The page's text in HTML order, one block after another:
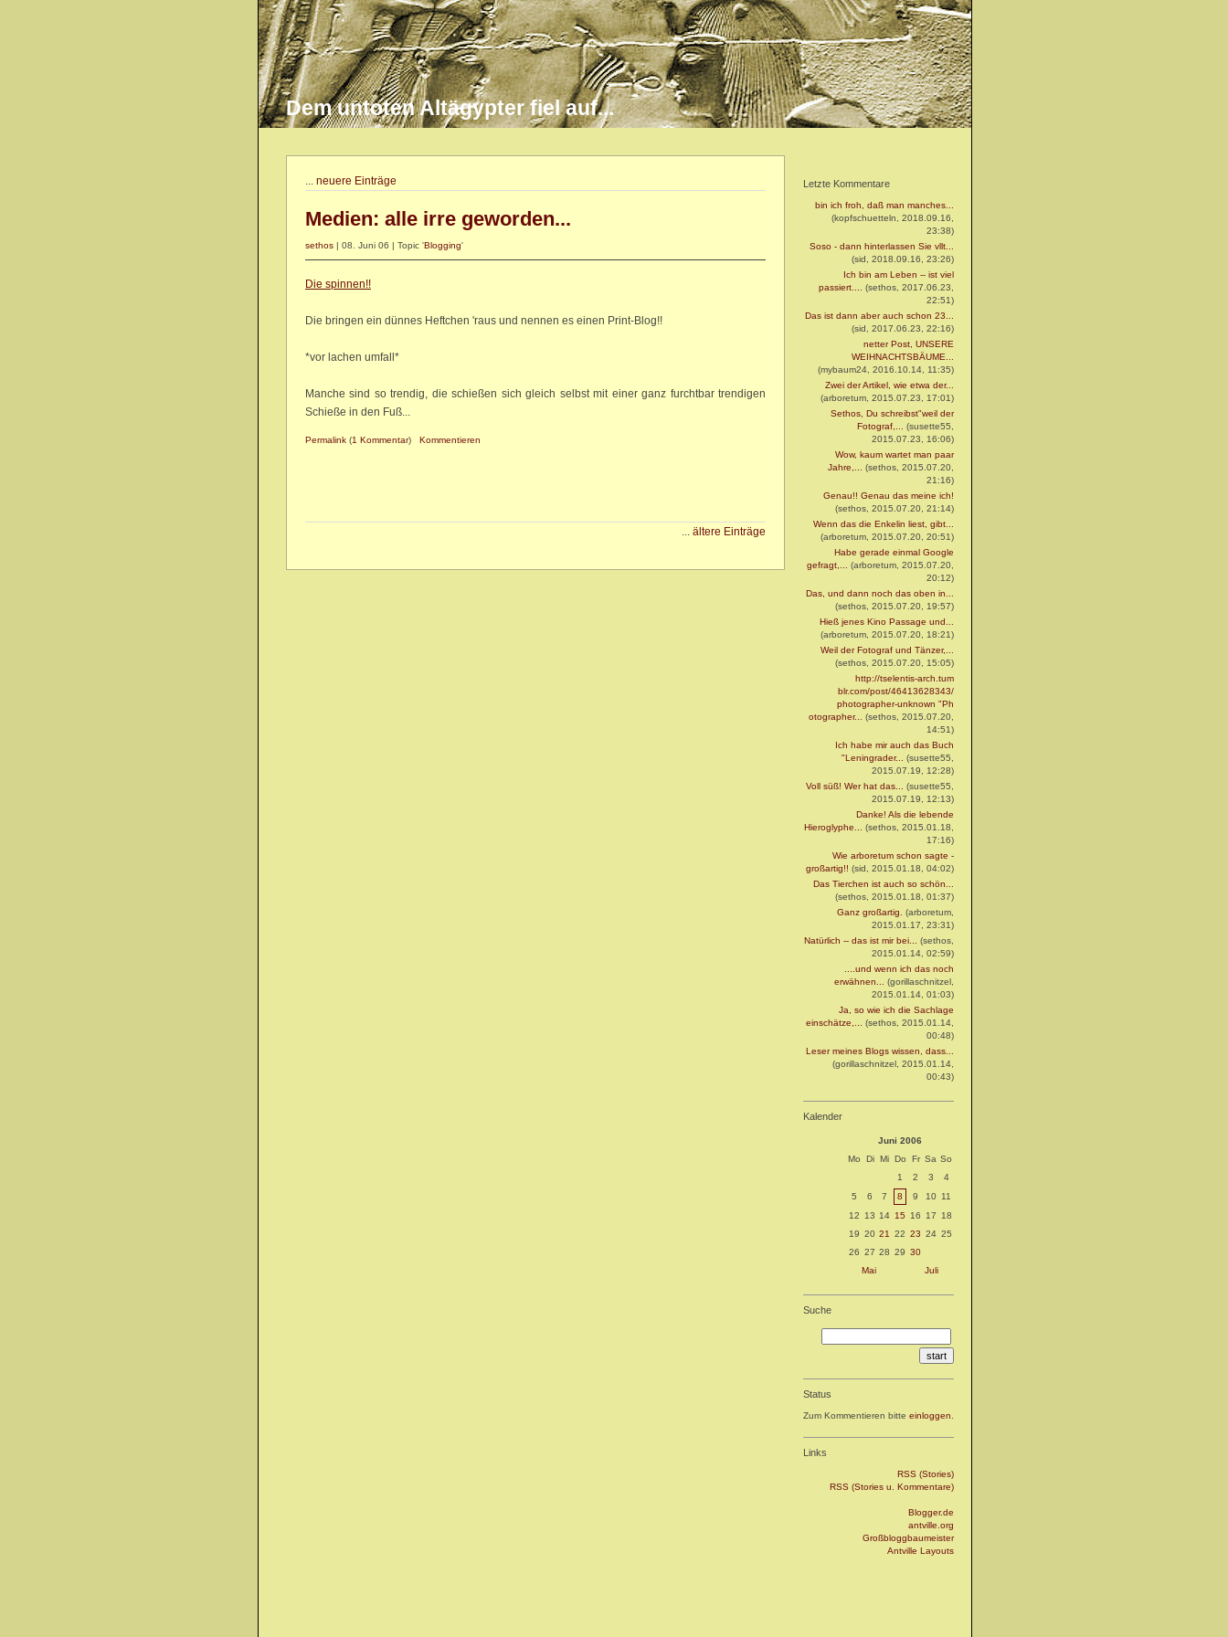
Dem untoten Altägypter fiel auf...
... neuere Einträge
Medien: alle irre geworden...
sethos | 08. Juni 06 | Topic 'Blogging'
Die spinnen!!
Die bringen ein dünnes Heftchen 'raus und nennen es einen Print-Blog!!
*vor lachen umfall*
Manche sind so trendig, die schießen sich gleich selbst mit einer ganz furchtbar trendigen
Schieße in den Fuß...
Permalink (1 Kommentar) Kommentieren
... ältere Einträge
Letzte Kommentare
bin ich froh, daß man manches...
(kopfschuetteln, 2018.09.16,
23:38)
Soso - dann hinterlassen Sie vllt...
(sid, 2018.09.16, 23:26)
Ich bin am Leben -- ist viel
passiert....
(sethos, 2017.06.23,
22:51)
Das ist dann aber auch schon 23...
(sid, 2017.06.23, 22:16)
netter Post, UNSERE
WEIHNACHTSBÄUME...
(mybaum24, 2016.10.14, 11:35)
Zwei der Artikel, wie etwa der...
(arboretum, 2015.07.23, 17:01)
Sethos, Du schreibst"weil der
Fotograf,...
(susette55,
2015.07.23, 16:06)
Wow, kaum wartet man paar
Jahre,...
(sethos, 2015.07.20,
21:16)
Genau!! Genau das meine ich!
(sethos, 2015.07.20, 21:14)
Wenn das die Enkelin liest, gibt...
(arboretum, 2015.07.20, 20:51)
Habe gerade einmal Google
gefragt,...
(arboretum, 2015.07.20,
20:12)
Das, und dann noch das oben in...
(sethos, 2015.07.20, 19:57)
Hieß jenes Kino Passage und...
(arboretum, 2015.07.20, 18:21)
Weil der Fotograf und Tänzer,...
(sethos, 2015.07.20, 15:05)
http://tselentis-arch.tum
blr.com/post/46413628343/
photographer-unknown "Ph
otographer...
(sethos, 2015.07.20,
14:51)
Ich habe mir auch das Buch
"Leningrader...
(susette55,
2015.07.19, 12:28)
Voll süß! Wer hat das...
(susette55,
2015.07.19, 12:13)
Danke! Als die lebende
Hieroglyphe...
(sethos, 2015.01.18,
17:16)
Wie arboretum schon sagte -
großartig!! (sid, 2015.01.18, 04:02)
Das Tierchen ist auch so schön...
(sethos, 2015.01.18, 01:37)
Ganz großartig.
(arboretum,
2015.01.17, 23:31)
Natürlich -- das ist mir bei...
(sethos,
2015.01.14, 02:59)
....und wenn ich das noch
erwähnen...
(gorillaschnitzel,
2015.01.14, 01:03)
Ja, so wie ich die Sachlage
einschätze,...
(sethos, 2015.01.14,
00:48)
Leser meines Blogs wissen, dass...
(gorillaschnitzel, 2015.01.14,
00:43)
Kalender
Juni 2006
Mo
Di Mi Do Fr Sa So
1
2 3
4
5
6 7 8 9 10 11
12
13 14 15 16 17
18
19 20 21 22 23 24 25
26 27 28 29 30
Mai
Juli
Suche
Status
Zum Kommentieren bitte einloggen
Links
RSS (Stories)
RSS (Stories u. Kommentare)
Blogger.de
antville.org
Großbloggbaumeister
Antville Layouts